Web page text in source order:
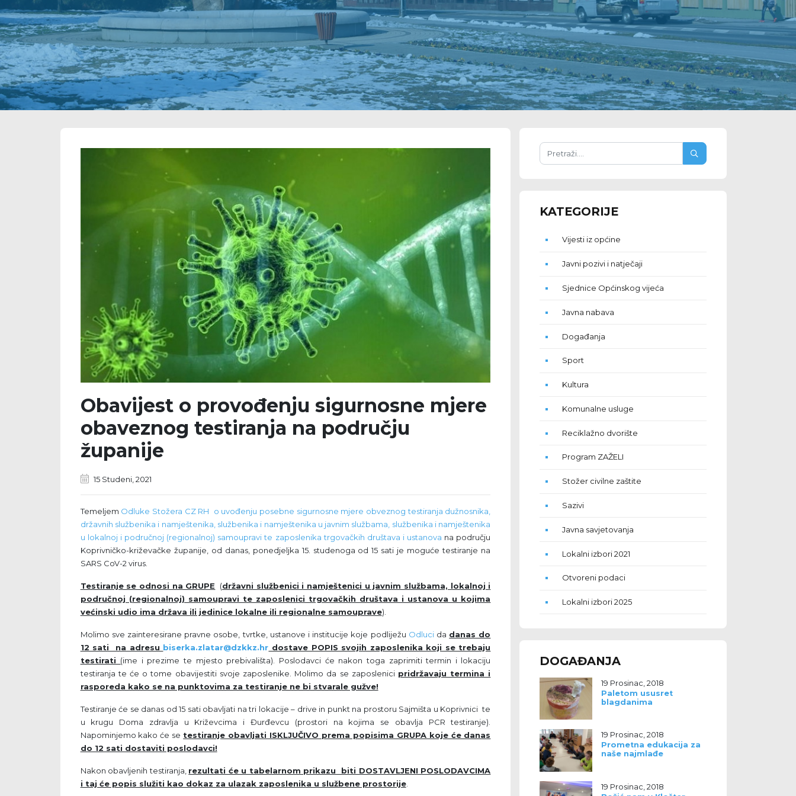
Obavijest o provođenju sigurnosne mjere
obaveznog testiranja na području
županije
15 Studeni, 2021
Temeljem Odluke Stožera CZ RH o uvođenju posebne sigurnosne mjere obveznog testiranja dužnosnika,
državnih službenika i namještenika, službenika i namještenika u javnim službama, službenika i namještenika
u lokalnoj i područnoj (regionalnoj) samoupravi te zaposlenika trgovačkih društava i ustanova na području
Koprivničko-križevačke županije, od danas, ponedjeljka 15. studenoga od 15 sati je moguće testiranje na
SARS CoV-2 virus.
Testiranje se odnosi na GRUPE (državni službenici i namještenici u javnim službama, lokalnoj i
područnoj (regionalnoj) samoupravi te zaposlenici trgovačkih društava i ustanova u kojima
većinski udio ima država ili jedinice lokalne ili regionalne samouprave).
Molimo sve zainteresirane pravne osobe, tvrtke, ustanove i institucije koje podliježu Odlucida danas do
12 sati na adresu biserka.zlatar@dzkkz.hr dostave POPIS svojih zaposlenika koji se trebaju
testirati (ime i prezime te mjesto prebivališta). Poslodavci će nakon toga zaprimiti termin i lokaciju
testiranja te će o tome obavijestiti svoje zaposlenike. Molimo da se zaposlenici pridržavaju termina i
rasporeda kako se na punktovima za testiranje ne bi stvarale gužve!
Testiranje će se danas od 15 sati obavljati na tri lokacije – drive in punkt na prostoru Sajmišta u Koprivnici te
u krugu Doma zdravlja u Križevcima i Đurđevcu (prostori na kojima se obavlja PCR testiranje).
Napominjemo kako će se testiranje obavljati ISKLJUČIVO prema popisima GRUPA koje će danas
do 12 sati dostaviti poslodavci!
Nakon obavljenih testiranja, rezultati će u tabelarnom prikazu biti DOSTAVLJENI POSLODAVCIMA
i taj će popis služiti kao dokaz za ulazak zaposlenika u službene prostorije.
KATEGORIJE
Vijesti iz općine
Javni pozivi i natječaji
Sjednice Općinskog vijeća
Javna nabava
Događanja
Sport
Kultura
Komunalne usluge
Reciklažno dvorište
Program ZAŽELI
Stožer civilne zaštite
Sazivi
Javna savjetovanja
Lokalni izbori 2021
Otvoreni podaci
Lokalni izbori 2025
DOGAĐANJA
19 Prosinac, 2018
Paletom ususret
blagdanima
19 Prosinac, 2018
Prometna edukacija za
naše najmlađe
19 Prosinac, 2018